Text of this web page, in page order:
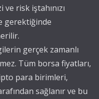
risk iştahınızı
gerektiğinde
gerçek zamanlı
Tüm borsa fiyatları,
para birimleri,
sağlanır ve bu